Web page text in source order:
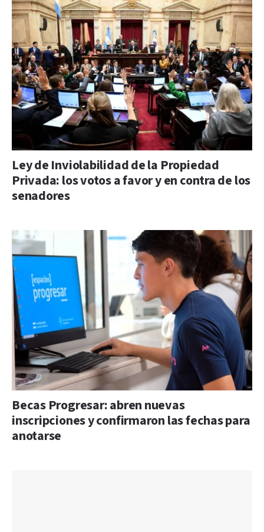
Ley de Inviolabilidad de la Propiedad
Privada: los votos a favor y en contra de los
senadores
Becas Progresar: abren nuevas
inscripciones y confirmaron las fechas para
anotarse